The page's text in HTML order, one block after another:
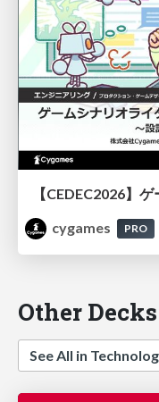
cygames
PRO
Other
See All in